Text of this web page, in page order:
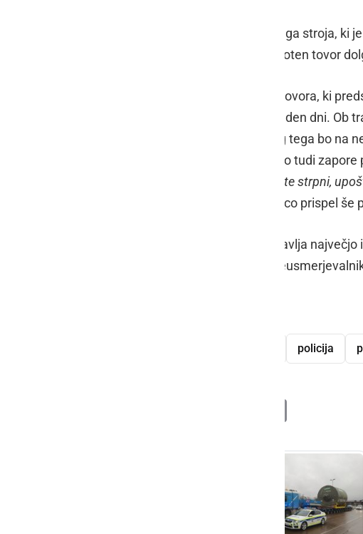
Pri tovoru gre za del novega papirnega stroja, ki
115 ton, skupaj z vlačilcem pa je celoten tovor
Gre za izjemno zahteven transport tovora, ki
tovora pa bo celoten prevoz trajal teden dni. Ob
prometne znake in semaforje, poleg tega bo na
manjše gradbene posege in občasno tudi
počasi, občasno se bo ustavilo! Bodite strpni,
Tovor je na cilj v Sv. Juriju ob Ščavnico prispel
Investicija v nov papirni stroj predstavlja
40. letih in vključuje tudi sodobni
policija
PrintFriendly